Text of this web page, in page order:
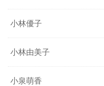
小林優子
小林由美子
小泉萌香